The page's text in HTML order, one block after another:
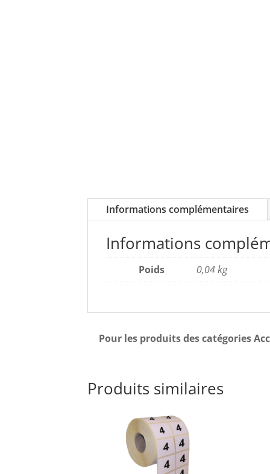
Informations complémentaires
Informations
Poids 0,04 kg
Pour les produits des catégories
Produits similaires